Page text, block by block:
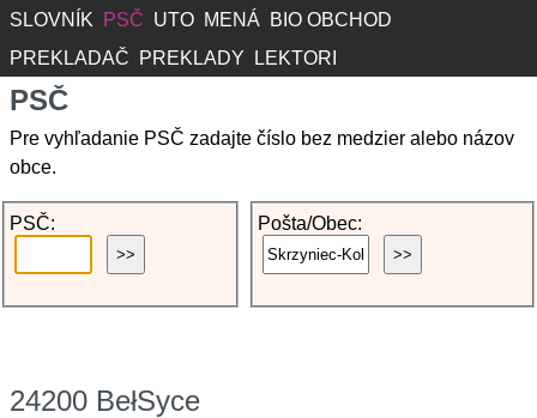
SLOVNÍK PSČ UTO MENÁ
BIO OBCHOD
PREKLADAČ
PREKLADY LEKTORI
PSČ
Pre vyhľadanie PSČ zadajte číslo bez medzier alebo názov
obce.
PSČ: Pošta/Obec:
24200 BełSyce